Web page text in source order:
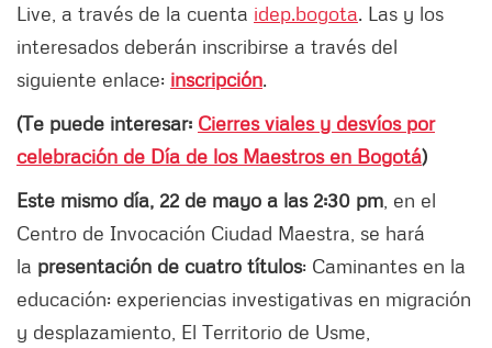
Live, a través de la cuenta idep.bogota. Las y los
interesados deberán inscribirse a través del
siguiente enlace: inscripción.
(Te puede interesar: Cierres viales y desvíos por
celebración de Día de los Maestros en Bogotá)
Este mismo día, 22 de mayo a las 2:30 pm , en el
Centro de Invocación Ciudad Maestra, se hará
la presentación de cuatro títulos: Caminantes en la
educación: experiencias investigativas en migración
y desplazamiento, El Territorio de Usme,